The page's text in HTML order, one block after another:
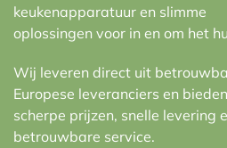
keukenapparatuur en slimme
oplossingen voor in en om het
Wij leveren direct uit
Europese leveranciers en bieden
scherpe prijzen, snelle levering
betrouwbare service.